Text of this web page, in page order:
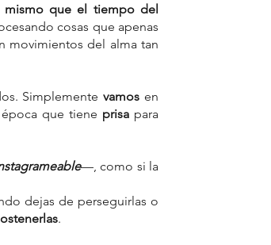
que el tiempo del
cosas que apenas
movimientos del alma tan
Simplemente vamos en
que tiene prisa para
—, como si la
dejas de perseguirlas o
.